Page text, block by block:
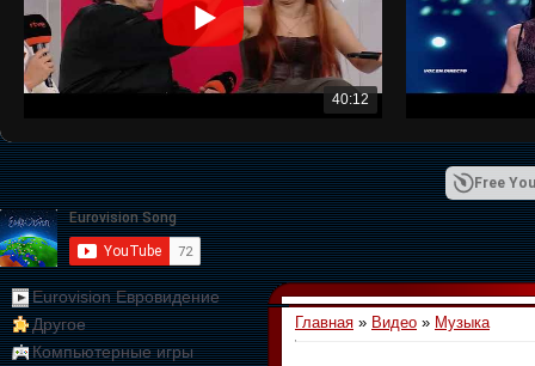
40:12
Free
Eurovision Евровидение
Другое
Компьютерные игры
Главная » Видео » Музыка